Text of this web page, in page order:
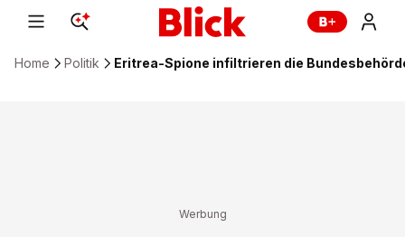
Home Politik Eritrea-Spione infiltrieren die